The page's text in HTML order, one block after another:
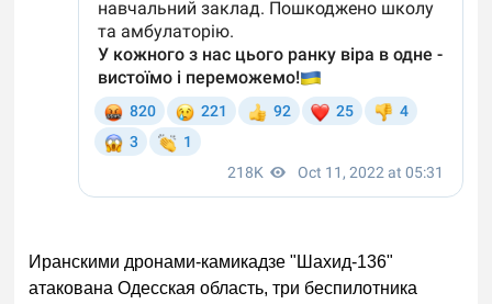
Иранскими дронами-камикадзе "Шахид-136"
атакована Одесская область, три беспилотника